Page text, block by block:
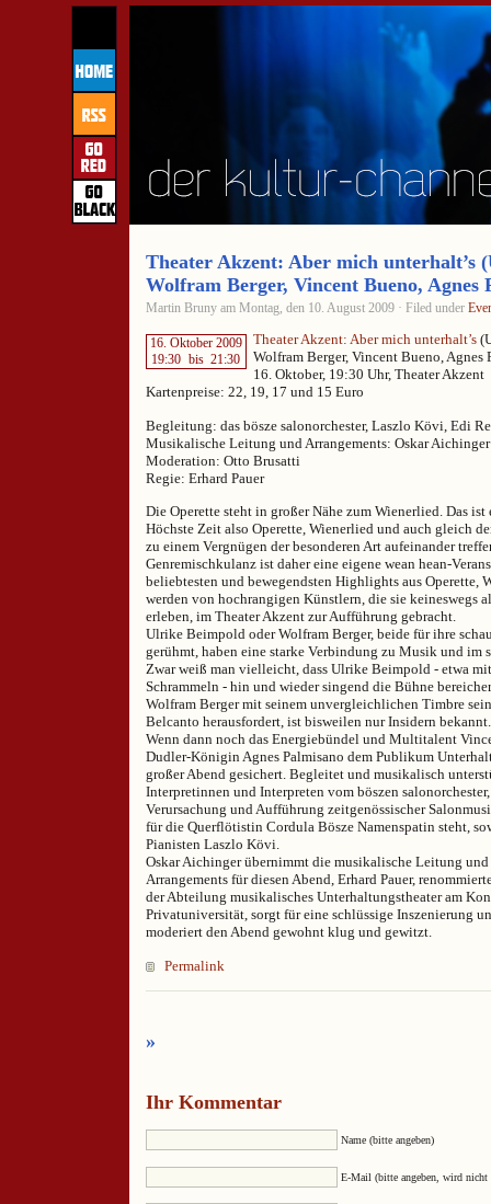
Theater Akzent: Aber mich unterhalt’s
Wolfram Berger, Vincent Bueno, Agnes
Martin Bruny am Montag, den 10. August 2009 · Filed under
16. Oktober 2009
19:30 bis 21:30
Theater Akzent: Aber mich unterhalt’s
Wolfram Berger, Vincent Bueno, Agnes
16. Oktober, 19:30 Uhr, Theater Akzent
Kartenpreise: 22, 19, 17 und 15 Euro
Begleitung: das bösze salonorchester, Laszlo Kövi, Edi
Musikalische Leitung und Arrangements: Oskar Aichinger
Moderation: Otto Brusatti
Regie: Erhard Pauer
Die Operette steht in großer Nähe zum Wienerlied. Das
Höchste Zeit also Operette, Wienerlied und auch gleich
zu einem Vergnügen der besonderen Art aufeinander
Genremischkulanz ist daher eine eigene wean hean-
beliebtesten und bewegendsten Highlights aus Operette,
werden von hochrangigen Künstlern, die sie keineswegs
erleben, im Theater Akzent zur Aufführung gebracht.
Ulrike Beimpold oder Wolfram Berger, beide für ihre
gerühmt, haben eine starke Verbindung zu Musik und im
Zwar weiß man vielleicht, dass Ulrike Beimpold - etwa
Schrammeln - hin und wieder singend die Bühne
Wolfram Berger mit seinem unvergleichlichen Timbre
Belcanto herausfordert, ist bisweilen nur Insidern bekannt.
Wenn dann noch das Energiebündel und Multitalent
Dudler-Königin Agnes Palmisano dem Publikum
großer Abend gesichert. Begleitet und musikalisch
Interpretinnen und Interpreten vom böszen
Verursachung und Aufführung zeitgenössischer
für die Querflötistin Cordula Bösze Namenspatin steht,
Pianisten Laszlo Kövi.
Oskar Aichinger übernimmt die musikalische Leitung und
Arrangements für diesen Abend, Erhard Pauer,
der Abteilung musikalisches Unterhaltungstheater am
Privatuniversität, sorgt für eine schlüssige Inszenierung
moderiert den Abend gewohnt klug und gewitzt.
Permalink
»
Ihr Kommentar
Name (bitte angeben)
E-Mail (bitte angeben, wird nicht